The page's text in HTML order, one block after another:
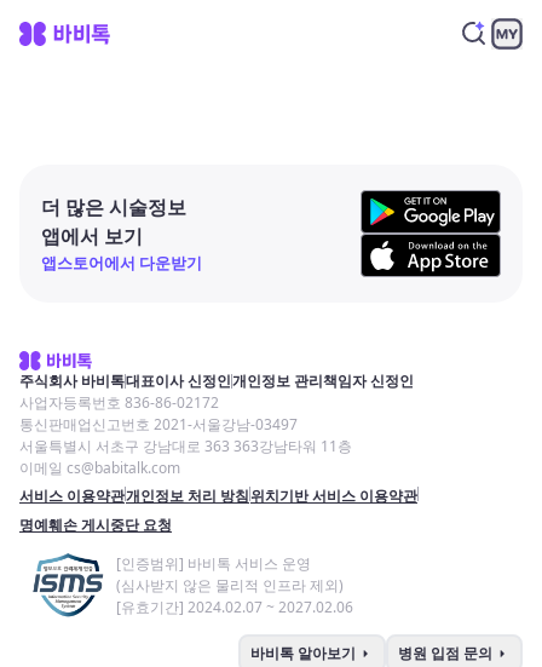
더 많은 시술정보
앱에서 보기
앱스토어에서 다운받기
주식회사 바비톡대표이사 신정인개인정보 관리책임자 신정인
사업자등록번호 836-86-02172
통신판매업신고번호 2021-서울강남-03497
서울특별시 서초구 강남대로 363 363강남타워 11층
이메일 cs@babitalk.com
서비스 이용약관개인정보 처리 방침위치기반 서비스 이용약관
명예훼손 게시중단 요청
[인증범위] 바비톡 서비스 운영
(심사받지 않은 물리적 인프라 제외)
[유효기간] 2024.02.07 ~ 2027.02.06
바비톡 알아보기 arrow_right 병원 입점 문의 arrow_right